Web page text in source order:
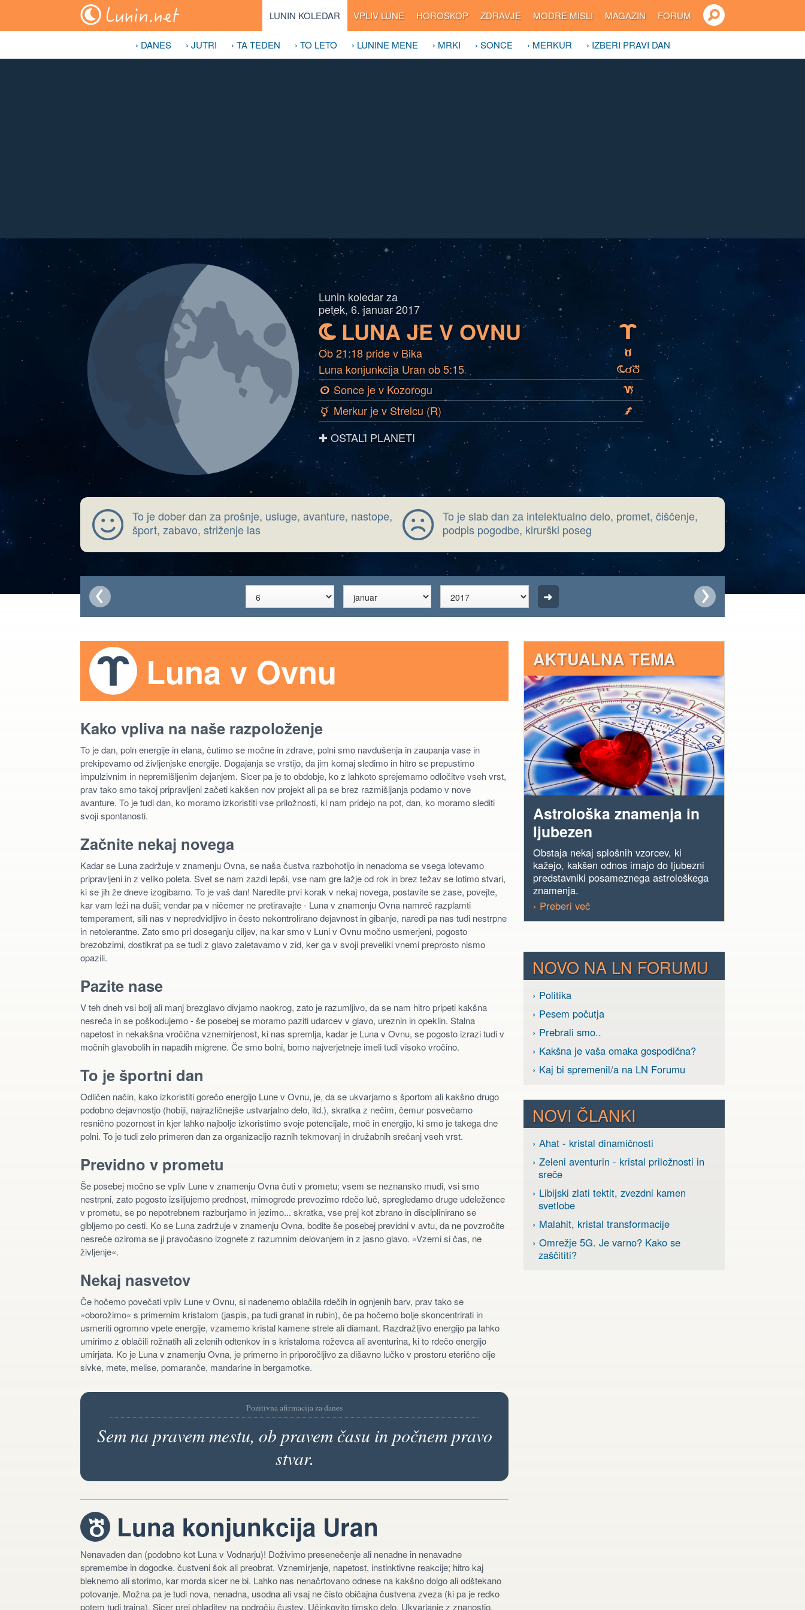
LUNIN KOLEDAR VPLIV LUNE HOROSKOP ZDRAVJE MODRE MISLI MAGAZIN FORUM
› DANES › JUTRI › TA TEDEN › TO LETO › LUNINE MENE › MRKI › SONCE › MERKUR › IZBERI PRAVI DAN
Lunin koledar za
petek, 6. januar 2017
bLUNA JE V OVNU A
Ob 21:18 pride v Bika B
Luna konjunkcija Uran ob 5:15
bMh
a Sonce je v Kozorogu
J
c Merkur je v Strelcu (R) I
✚ OSTALI PLANETI
To je dober dan za prošnje, usluge, avanture, nastope,
šport, zabavo, striženje las
To je slab dan za intelektualno delo, promet, čiščenje,
podpis pogodbe, kirurški poseg
Luna v Ovnu
Kako vpliva na naše razpoloženje
To je dan, poln energije in elana, čutimo se močne in zdrave, polni smo navdušenja in zaupanja vase in
prekipevamo od življenjske energije. Dogajanja se vrstijo, da jim komaj sledimo in hitro se prepustimo
impulzivnim in nepremišljenim dejanjem. Sicer pa je to obdobje, ko z lahkoto sprejemamo odločitve vseh vrst,
prav tako smo takoj pripravljeni začeti kakšen nov projekt ali pa se brez razmišljanja podamo v nove
avanture. To je tudi dan, ko moramo izkoristiti vse priložnosti, ki nam pridejo na pot, dan, ko moramo slediti
svoji spontanosti.
Začnite nekaj novega
Kadar se Luna zadržuje v znamenju Ovna, se naša čustva razbohotijo in nenadoma se vsega lotevamo
pripravljeni in z veliko poleta. Svet se nam zazdi lepši, vse nam gre lažje od rok in brez težav se lotimo stvari,
ki se jih že dneve izogibamo. To je vaš dan! Naredite prvi korak v nekaj novega, postavite se zase, povejte,
kar vam leži na duši; vendar pa v ničemer ne pretiravajte - Luna v znamenju Ovna namreč razplamti
temperament, sili nas v nepredvidljivo in često nekontrolirano dejavnost in gibanje, naredi pa nas tudi nestrpne
in netolerantne. Zato smo pri doseganju ciljev, na kar smo v Luni v Ovnu močno usmerjeni, pogosto
brezobzirni, dostikrat pa se tudi z glavo zaletavamo v zid, ker ga v svoji preveliki vnemi preprosto nismo
opazili.
Pazite nase
V teh dneh vsi bolj ali manj brezglavo divjamo naokrog, zato je razumljivo, da se nam hitro pripeti kakšna
nesreča in se poškodujemo - še posebej se moramo paziti udarcev v glavo, ureznin in opeklin. Stalna
napetost in nekakšna vročična vznemirjenost, ki nas spremlja, kadar je Luna v Ovnu, se pogosto izrazi tudi v
močnih glavobolih in napadih migrene. Če smo bolni, bomo najverjetneje imeli tudi visoko vročino.
To je športni dan
Odličen način, kako izkoristiti gorečo energijo Lune v Ovnu, je, da se ukvarjamo s športom ali kakšno drugo
podobno dejavnostjo (hobiji, najrazličnejše ustvarjalno delo, itd.), skratka z nečim, čemur posvečamo
resnično pozornost in kjer lahko najbolje izkoristimo svoje potencijale, moč in energijo, ki smo je takega dne
polni. To je tudi zelo primeren dan za organizacijo raznih tekmovanj in družabnih srečanj vseh vrst.
Previdno v prometu
Še posebej močno se vpliv Lune v znamenju Ovna čuti v prometu; vsem se neznansko mudi, vsi smo
nestrpni, zato pogosto izsiljujemo prednost, mimogrede prevozimo rdečo luč, spregledamo druge udeležence
v prometu, se po nepotrebnem razburjamo in jezimo... skratka, vse prej kot zbrano in disciplinirano se
gibljemo po cesti. Ko se Luna zadržuje v znamenju Ovna, bodite še posebej previdni v avtu, da ne povzročite
nesreče oziroma se ji pravočasno izognete z razumnim delovanjem in z jasno glavo. »Vzemi si čas, ne
življenje«.
Nekaj nasvetov
Če hočemo povečati vpliv Lune v Ovnu, si nadenemo oblačila rdečih in ognjenih barv, prav tako se
»oborožimo« s primernim kristalom (jaspis, pa tudi granat in rubin), če pa hočemo bolje skoncentrirati in
usmeriti ogromno vpete energije, vzamemo kristal kamene strele ali diamant. Razdražljivo energijo pa lahko
umirimo z oblačili rožnatih ali zelenih odtenkov in s kristaloma roževca ali aventurina, ki to rdečo energijo
umirjata. Ko je Luna v znamenju Ovna, je primerno in priporočljivo za dišavno lučko v prostoru eterično olje
sivke, mete, melise, pomaranče, mandarine in bergamotke.
Pozitivna afirmacija za danes
Sem na pravem mestu, ob pravem času in počnem pravo
stvar.
h Luna konjunkcija Uran
Nenavaden dan (podobno kot Luna v Vodnarju)! Doživimo presenečenje ali nenadne in nenavadne
spremembe in dogodke. čustveni šok ali preobrat. Vznemirjenje, napetost, instinktivne reakcije; hitro kaj
bleknemo ali storimo, kar morda sicer ne bi. Lahko nas nenačrtovano odnese na kakšno dolgo ali odštekano
potovanje. Možna pa je tudi nova, nenadna, usodna ali vsaj ne čisto običajna čustvena zveza (ki pa je redko
potem tudi trajna). Sicer prej ohladitev na področju čustev. Učinkovito timsko delo. Ukvarjanje z znanostjo,
AKTUALNA TEMA
Astrološka znamenja in
ljubezen
Obstaja nekaj splošnih vzorcev, ki
kažejo, kakšen odnos imajo do ljubezni
predstavniki posameznega astrološkega
znamenja.
› Preberi več
NOVO NA LN FORUMU
› Politika
› Pesem počutja
› Prebrali smo..
› Kakšna je vaša omaka gospodična?
› Kaj bi spremenil/a na LN Forumu
NOVI ČLANKI
› Ahat - kristal dinamičnosti
› Zeleni aventurin - kristal priložnosti in
sreče
› Libijski zlati tektit, zvezdni kamen
svetlobe
› Malahit, kristal transformacije
› Omrežje 5G. Je varno? Kako se
zaščititi?